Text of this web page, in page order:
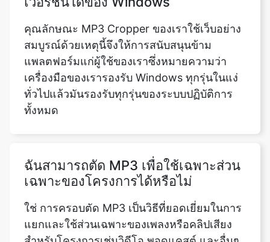
แพลตฟอร์มแก่ผู้ใช้ของเราซึ่งหมายความว่า
เครื่องมือของเรารองรับ Windows ทุกรุ่นในแง่
ทั่วไปแล้วมันรองรับทุกรุ่นของระบบปฏิบัติการ
ทั้งหมด
ฉันสามารถตัด MP3 เพื่อใช้เฉพาะส่วน
ใช่ การครอบตัด MP3 เป็นวิธีที่ยอดเยี่ยมในการ
แยกและใช้ส่วนเฉพาะของเพลงหรือคลิปเสียง
สำหรับโครงการเช่นวิดีโอ พอดแคสต์ และอื่นๆ
คุณสามารถตรวจสอบส่วน “วิธีตัด mp3” ของ
เราเพื่อดูขั้นตอนของการครอบตัดส่วนเฉพาะ
ของ MP3